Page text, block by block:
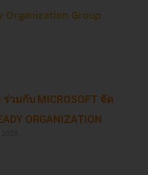
ร่วมกับ MICROSOFT จัด
ORGANIZATION